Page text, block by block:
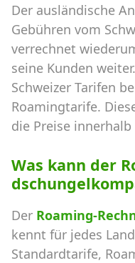
Der ausländische
Gebühren vom
verrechnet
seine Kunden
Schweizer Tarifen
Roamingtarife.
die Preise innerhalb
Was kann der
Der Roaming-
kennt für jedes
Standardtarife,